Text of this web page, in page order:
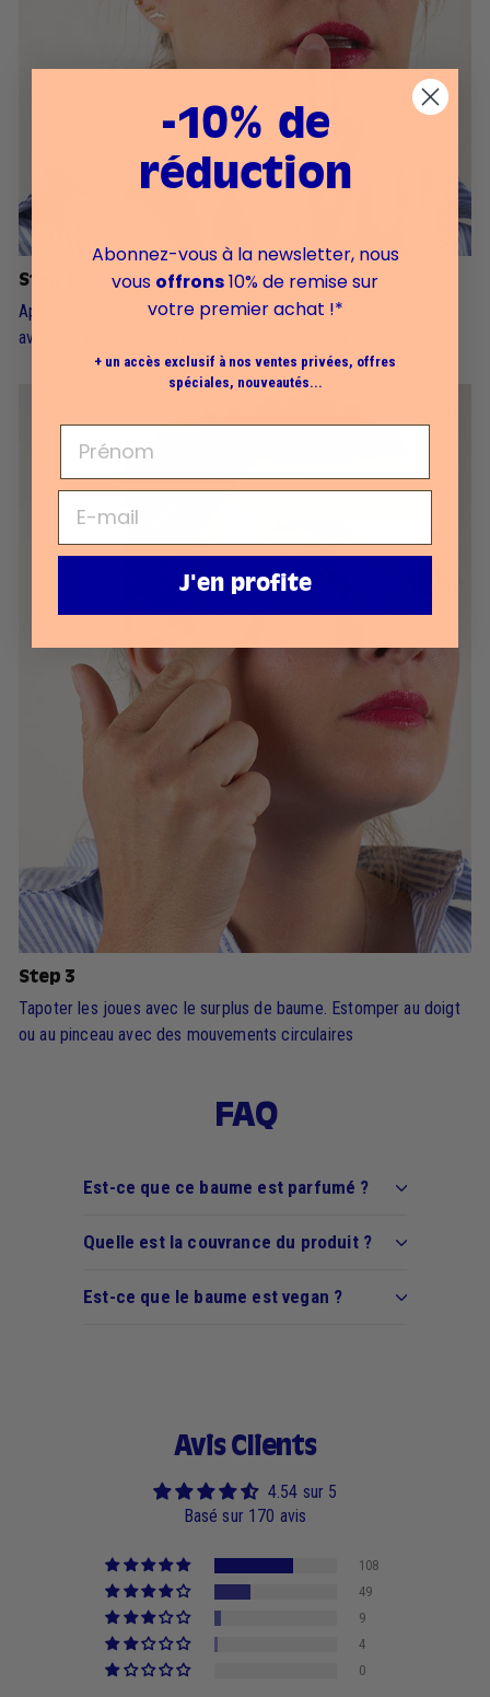
Step 2
Appliquer sur les lèvres avec le doigt. Moduler la couvrance
avec une nouvelle passe de produit si nécessaire.
Step 3
Tapoter les joues avec le surplus de baume. Estomper au doigt
ou au pinceau avec des mouvements circulaires
FAQ
Est-ce que ce baume est parfumé ?
Quelle est la couvrance du produit ?
Est-ce que le baume est vegan ?
Avis Clients
4.54 sur 5
Basé sur 170 avis
108
49
9
4
0
-10% de
réduction
Abonnez-vous à la newsletter, nous
vous offrons10% de remise sur
votre premier achat !*
+ un accès exclusif à nos ventes privées, offres
spéciales, nouveautés...
J'en profite